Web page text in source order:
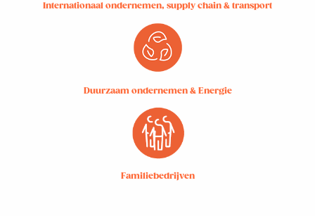
Internationaal ondernemen, supply chain & transport
Duurzaam ondernemen & Energie
Familiebedrijven